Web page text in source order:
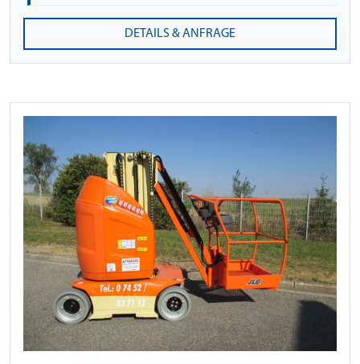
DETAILS & ANFRAGE